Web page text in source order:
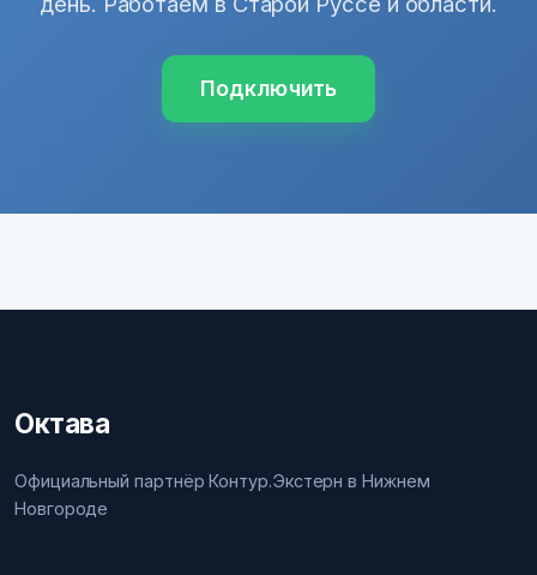
Подключить
Октава
Официальный партнёр Контур.Экстерн в Нижнем
Новгороде